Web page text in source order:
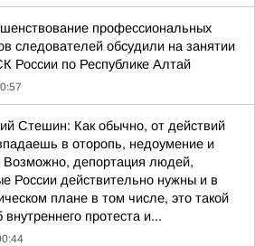
профессиональных
следователей обсудили на занятии
России по Республике Алтай
Стешин: Как обычно, от действий
в оторопь, недоумение и
Возможно, депортация людей,
России действительно нужны и в
плане в том числе, это такой
внутреннего протеста и...